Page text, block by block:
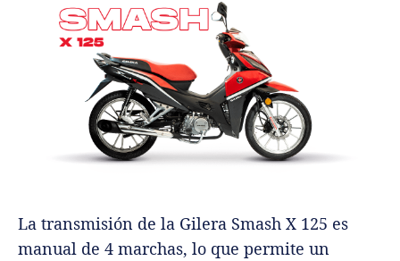
La transmisión de la Gilera Smash X 125 es
manual de 4 marchas, lo que permite un